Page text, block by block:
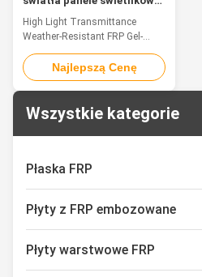
z laminatu FRP z powłoką
żelową, odporne na
High Light Transmittance
Weather-Resistant FRP Gel-
Coated Light-Condensing Panel
Introduction With its unique
composite structure and
coat lighting panels have
become a preferred product in
the field of architectural lighting.
performance ...
Najlepszą Cenę
Wszystkie kategorie
Płaska FRP
Płyty z FRP embozowane
Płyty warstwowe FRP